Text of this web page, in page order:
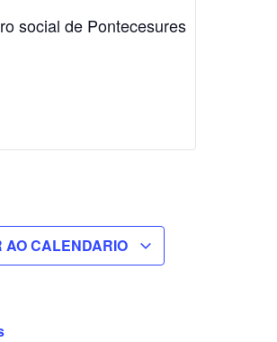
social de Pontecesures
AO CALENDARIO